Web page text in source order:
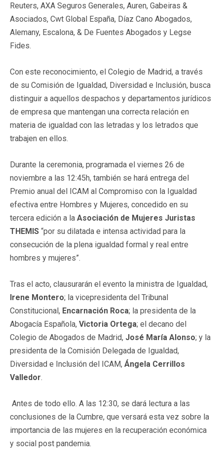
Reuters, AXA Seguros Generales, Auren, Gabeiras &
Asociados, Cwt Global España, Díaz Cano Abogados,
Alemany, Escalona, & De Fuentes Abogados y Legse
Fides.
Con este reconocimiento, el Colegio de Madrid, a través
de su Comisión de Igualdad, Diversidad e Inclusión, busca
distinguir a aquellos despachos y departamentos jurídicos
de empresa que mantengan una correcta relación en
materia de igualdad con las letradas y los letrados que
trabajen en ellos.
Durante la ceremonia, programada el viernes 26 de
noviembre a las 12:45h, también se hará entrega del
Premio anual del ICAM al Compromiso con la Igualdad
efectiva entre Hombres y Mujeres, concedido en su
tercera edición a la Asociación de Mujeres Juristas
THEMIS “por su dilatada e intensa actividad para la
consecución de la plena igualdad formal y real entre
hombres y mujeres”.
Tras el acto, clausurarán el evento la ministra de Igualdad,
Irene Montero; la vicepresidenta del Tribunal
Constitucional, Encarnación Roca; la presidenta de la
Abogacía Española, Victoria Ortega; el decano del
Colegio de Abogados de Madrid, José María Alonso; y la
presidenta de la Comisión Delegada de Igualdad,
Diversidad e Inclusión del ICAM, Ángela Cerrillos
Valledor.
Antes de todo ello. A las 12:30, se dará lectura a las
conclusiones de la Cumbre, que versará esta vez sobre la
importancia de las mujeres en la recuperación económica
y social post pandemia.